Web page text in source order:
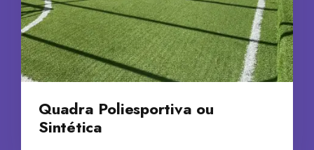
Quadra Poliesportiva ou
Sintética